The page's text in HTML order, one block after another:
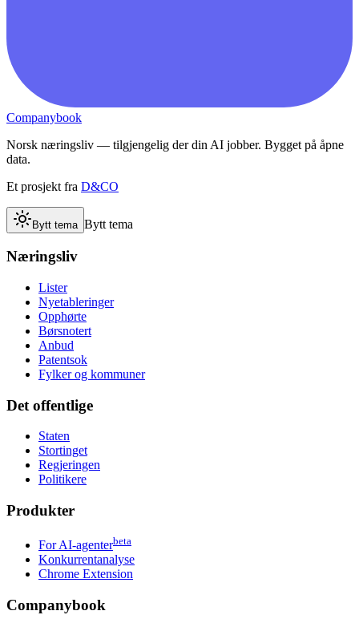
Companybook
Norsk næringsliv — tilgjengelig der din AI jobber. Bygget på åpne
data.
Et prosjekt fra D&CO
Bytt tema Bytt tema
Næringsliv
Lister
Nyetableringer
Opphørte
Børsnotert
Anbud
Patentsok
Fylker og kommuner
Det offentlige
Staten
Stortinget
Regjeringen
Politikere
Produkter
For AI-agenterbeta
Konkurrentanalyse
Chrome Extension
Companybook